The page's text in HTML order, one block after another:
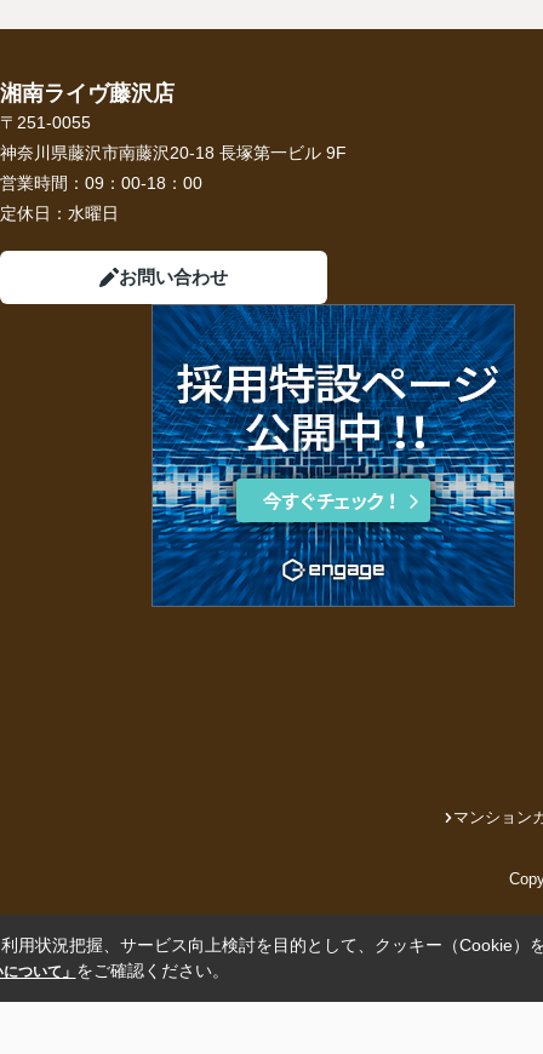
湘南ライヴ藤沢店
〒251-0055
神奈川県藤沢市南藤沢20-18 長塚第一ビル 9F
営業時間： 09：00-18：00
定休日： 水曜日
お問い合わせ
マンション
用状況把握、サービス向上検討を目的として、クッキー（Cookie）
ついて」 をご確認ください。